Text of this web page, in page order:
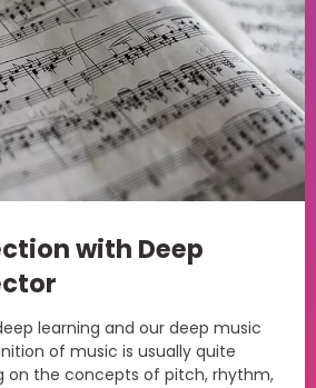
with Deep
learning and our deep music
of music is usually quite
on the concepts of pitch, rhythm,